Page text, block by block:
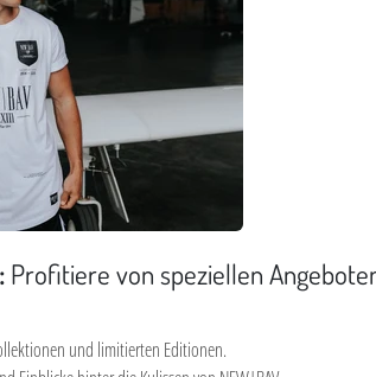
Profitiere von speziellen
und limitierten Editionen.